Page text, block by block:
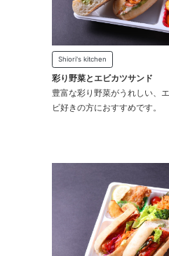
Shiori's kitchen
彩り野菜とエビカツサンド
豊富な彩り野菜がうれしい、
ビ好きの方におすすめです。